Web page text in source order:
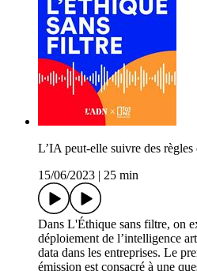
L’IA peut-elle suivre des règles
15/06/2023
25 min
Dans L'Éthique sans filtre, on
déploiement de l’intelligence
data dans les entreprises. Le
émission est consacré à une